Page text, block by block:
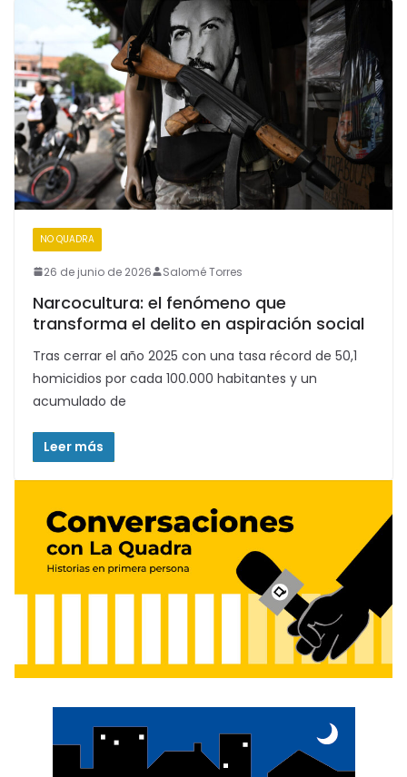
NO QUADRA
26 de junio de 2026 Salomé Torres
Narcocultura: el fenómeno que
transforma el delito en aspiración social
Tras cerrar el año 2025 con una tasa récord de 50,1
homicidios por cada 100.000 habitantes y un
acumulado de
Leer más